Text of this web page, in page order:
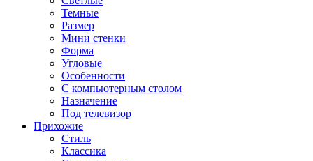
Темные
Размер
Мини стенки
Форма
Угловые
Особенности
С компьютерным столом
Назначение
Под телевизор
Прихожие
Стиль
Классика